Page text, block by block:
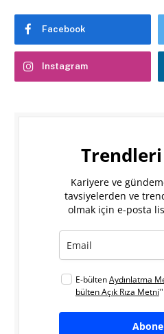
Facebook
Instagram
Kariyere ve
tavsiyelerden ve
olmak için e-posta
E-bültenAydınlatma
bülten Açık Rıza Metni